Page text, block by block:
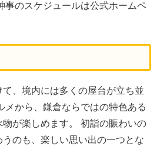
事のスケジュールは公式ホームペ
、境内には多くの屋台が立ち並
メから、鎌倉ならではの特色ある
が楽しめます。 初詣の賑わいの
のも、楽しい思い出の一つとな